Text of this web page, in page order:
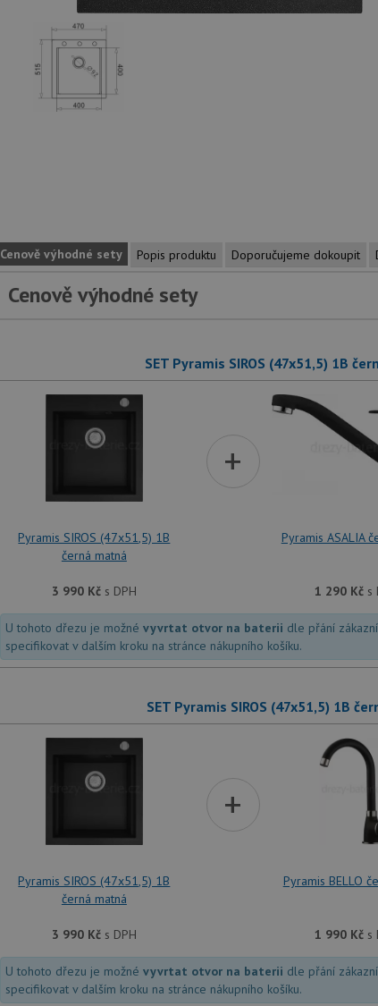
Cenově výhodné sety Popis produktu Doporučujeme dokoupit
Cenově výhodné sety
SET Pyramis SIROS (47x51,5) 1B
Pyramis SIROS (47x51,5) 1B
černá matná
3 990 Kčs DPH
+
Pyramis ASALIA
1 290 Kč s
U tohoto dřezu je možné vyvrtat otvor na baterii dle přání
specifikovat v dalším kroku na stránce nákupního košíku.
SET Pyramis SIROS (47x51,5) 1B
Pyramis SIROS (47x51,5) 1B
černá matná
3 990 Kčs DPH
+
Pyramis BELLO
1 990 Kč s
U tohoto dřezu je možné vyvrtat otvor na baterii dle přání
specifikovat v dalším kroku na stránce nákupního košíku.